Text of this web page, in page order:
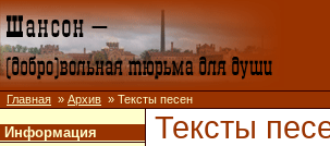
Главная » Архив » Тексты песен
Информация Тексты